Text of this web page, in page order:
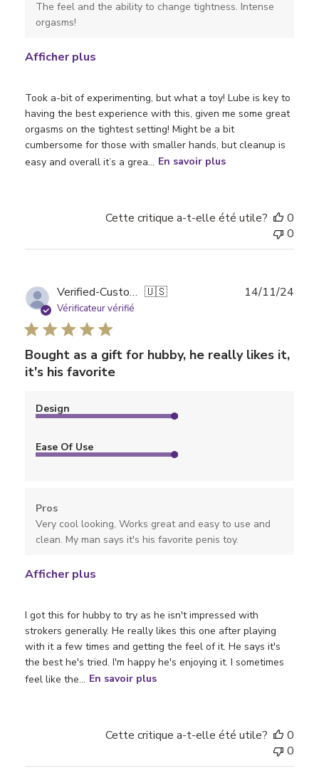
Took a-bit of experimenting, but what a toy! Lube is key to
having the best experience with this, given me some great
orgasms on the tightest setting! Might be a bit
cumbersome for those with smaller hands, but cleanup is
easy and overall it’s a grea... En savoir plus
The feel and the ability to change tightness. Intense
orgasms!
Afficher plus
Cette critique a-t-elle été utile?
0
0
Verified-Customer 🇺🇸
Vérificateur vérifié
Bought as a gift for hubby, he really likes it,
it's his favorite
I got this for hubby to try as he isn't impressed with
strokers generally. He really likes this one after playing
with it a few times and getting the feel of it. He says it's
the best he's tried. I'm happy he's enjoying it. I sometimes
feel like the... En savoir plus
Design
Ease Of Use
Pros
Very cool looking, Works great and easy to use and
clean. My man says it's his favorite penis toy.
Afficher plus
14/11/24
Cette critique a-t-elle été utile?
0
0